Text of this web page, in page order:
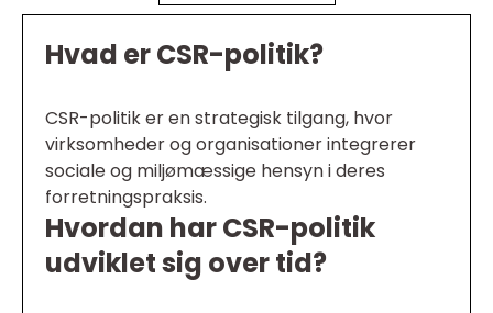
Hvad er CSR-politik?
CSR-politik er en strategisk tilgang, hvor
virksomheder og organisationer integrerer
sociale og miljømæssige hensyn i deres
forretningspraksis.
Hvordan har CSR-politik
udviklet sig over tid?